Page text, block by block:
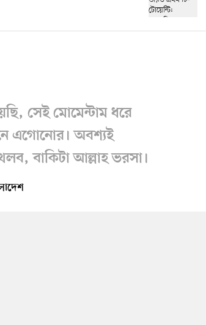
সেই মোমেন্টাম ধরে
এগোনোর। অবশ্যই
বাকিটা আল্লাহ ভরসা।